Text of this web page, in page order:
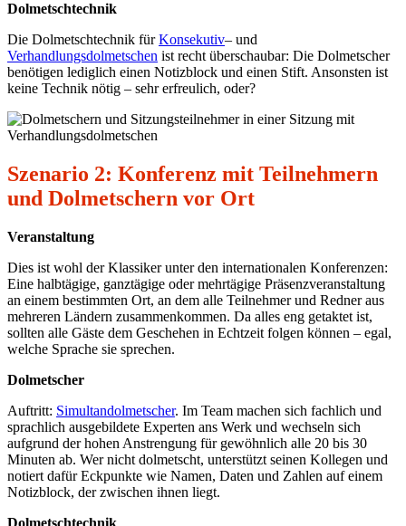
Dolmetschtechnik
Die Dolmetschtechnik fürKonsekutiv– und
Verhandlungsdolmetschen ist recht überschaubar: Die Dolmetscher
benötigen lediglich einen Notizblock und einen Stift. Ansonsten ist
keine Technik nötig – sehr erfreulich, oder?
Szenario 2: Konferenz mit Teilnehmern
und Dolmetschern vor Ort
Veranstaltung
Dies ist wohl der Klassiker unter den internationalen Konferenzen:
Eine halbtägige, ganztägige oder mehrtägige Präsenzveranstaltung
an einem bestimmten Ort, an dem alle Teilnehmer und Redner aus
mehreren Ländern zusammenkommen. Da alles eng getaktet ist,
sollten alle Gäste dem Geschehen in Echtzeit folgen können – egal,
welche Sprache sie sprechen.
Dolmetscher
Auftritt: Simultandolmetscher. Im Team machen sich fachlich und
sprachlich ausgebildete Experten ans Werk und wechseln sich
aufgrund der hohen Anstrengung für gewöhnlich alle 20 bis 30
Minuten ab. Wer nicht dolmetscht, unterstützt seinen Kollegen und
notiert dafür Eckpunkte wie Namen, Daten und Zahlen auf einem
Notizblock, der zwischen ihnen liegt.
Dolmetschtechnik